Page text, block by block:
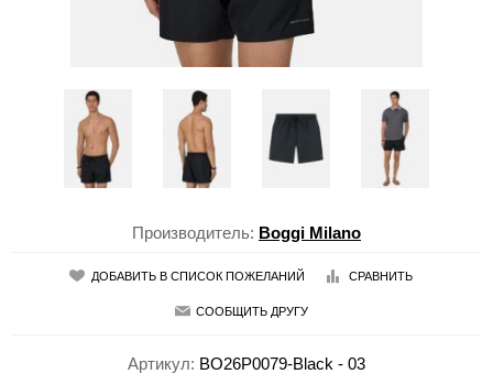
Производитель: Boggi Milano
ДОБАВИТЬ В СПИСОК ПОЖЕЛАНИЙ СРАВНИТЬ
СООБЩИТЬ ДРУГУ
Артикул: BO26P0079-Black - 03